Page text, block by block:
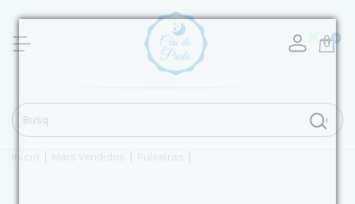
0
Início Mais Vendidos Pulseiras